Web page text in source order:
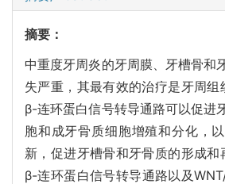
摘要：
中重度牙周炎的牙周膜、牙槽骨和
失严重，其最有效的治疗是牙周
β-连环蛋白信号转导通路可以促进
胞和成牙骨质细胞增殖和分化，
新，促进牙槽骨和牙骨质的形成
β-连环蛋白信号转导通路以及